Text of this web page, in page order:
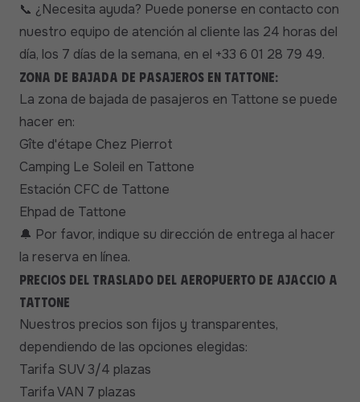
📞 ¿Necesita ayuda? Puede ponerse en contacto con
nuestro equipo de atención al cliente las 24 horas del
día, los 7 días de la semana, en el +33 6 01 28 79 49.
Zona de bajada de pasajeros en Tattone:
La zona de bajada de pasajeros en Tattone se puede
hacer en:
Gîte d'étape Chez Pierrot
Camping Le Soleil en Tattone
Estación CFC de Tattone
Ehpad de Tattone
🔔 Por favor, indique su dirección de entrega al hacer
la reserva en línea.
Precios del traslado del aeropuerto de Ajaccio a
Tattone
Nuestros precios son fijos y transparentes,
dependiendo de las opciones elegidas:
Tarifa SUV 3/4 plazas
Tarifa VAN 7 plazas